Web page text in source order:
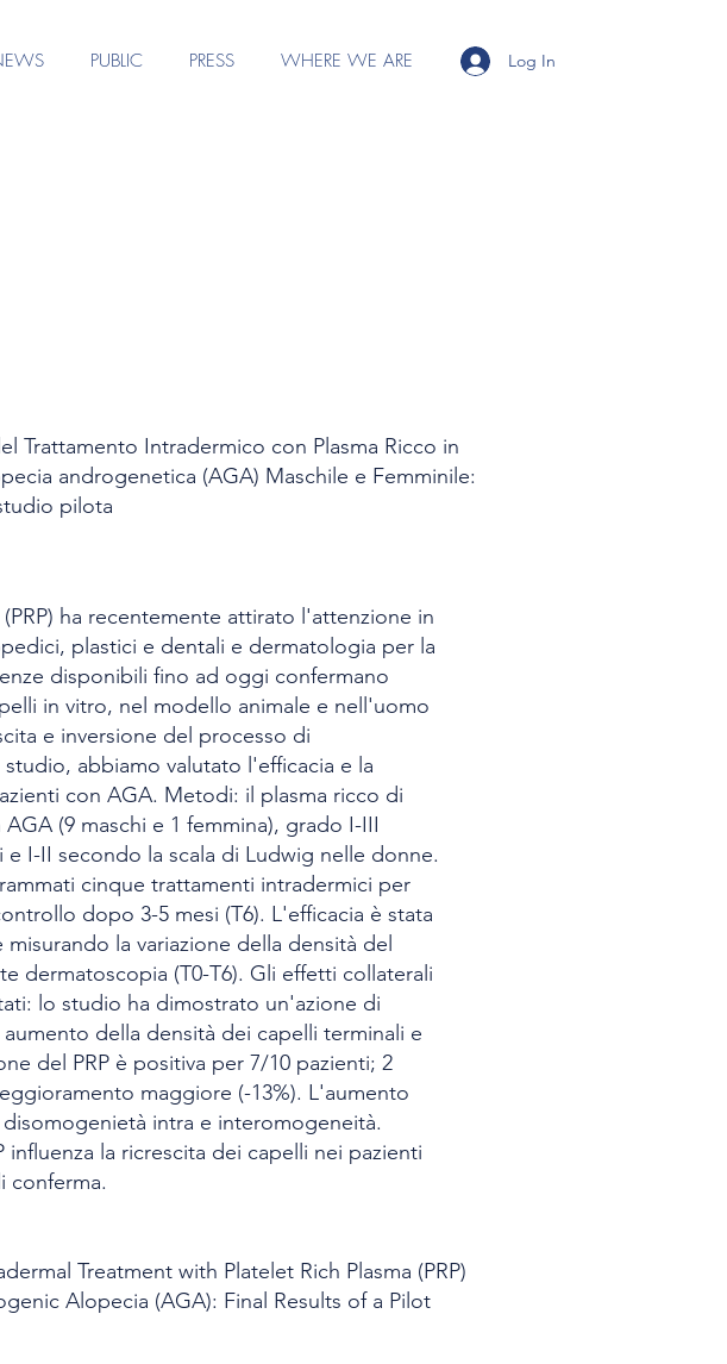
PUBLIC PRESS WHERE WE ARE Log In
Trattamento Intradermico con Plasma Ricco in
androgenetica (AGA) Maschile e Femminile:
pilota
ha recentemente attirato l'attenzione in
plastici e dentali e dermatologia per la
disponibili fino ad oggi confermano
in vitro, nel modello animale e nell'uomo
e inversione del processo di
abbiamo valutato l'efficacia e la
con AGA. Metodi: il plasma ricco di
(9 maschi e 1 femmina), grado I-III
I-II secondo la scala di Ludwig nelle donne.
cinque trattamenti intradermici per
dopo 3-5 mesi (T6). L'efficacia è stata
la variazione della densità del
dermatoscopia (T0-T6). Gli effetti collaterali
lo studio ha dimostrato un'azione di
della densità dei capelli terminali e
del PRP è positiva per 7/10 pazienti; 2
maggiore (-13%). L'aumento
intra e interomogeneità.
la ricrescita dei capelli nei pazienti
conferma.
Treatment with Platelet Rich Plasma (PRP)
Alopecia (AGA): Final Results of a Pilot